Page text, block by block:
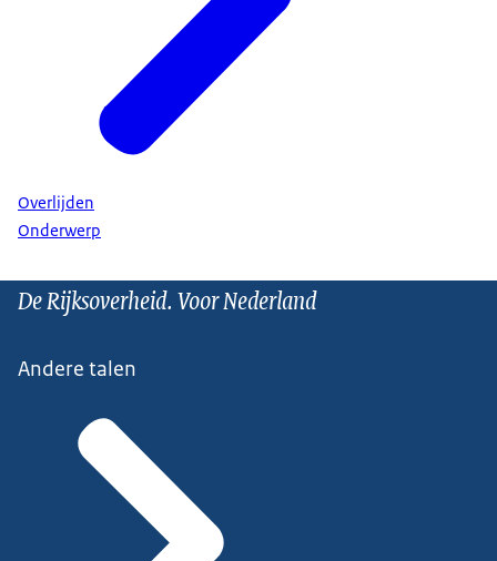
Overlijden
Onderwerp
De Rijksoverheid. Voor Nederland
Andere talen